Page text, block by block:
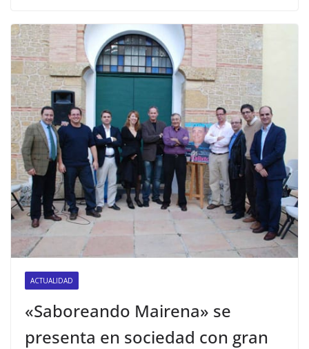
ACTUALIDAD
«Saboreando Mairena» se
presenta en sociedad con gran